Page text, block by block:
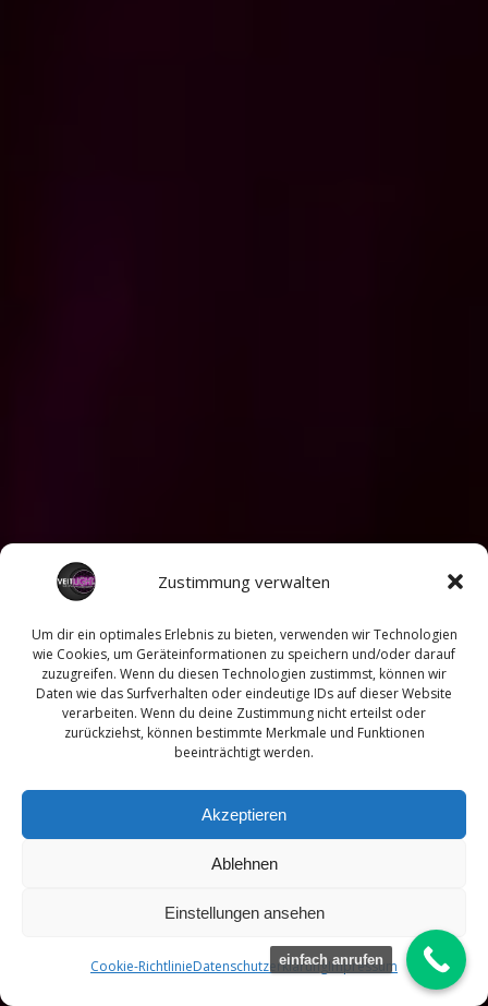
Zustimmung verwalten
Um dir ein optimales Erlebnis zu bieten, verwenden wir Technologien
wie Cookies, um Geräteinformationen zu speichern und/oder darauf
zuzugreifen. Wenn du diesen Technologien zustimmst, können wir
Daten wie das Surfverhalten oder eindeutige IDs auf dieser Website
verarbeiten. Wenn du deine Zustimmung nicht erteilst oder
zurückziehst, können bestimmte Merkmale und Funktionen
beeinträchtigt werden.
Akzeptieren
Ablehnen
Einstellungen ansehen
Cookie-RichtlinieDatenschutzerklärung Impressum
einfach anrufen